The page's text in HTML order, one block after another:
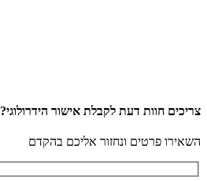
צריכים חוות דעת לקבלת אישור הידרולוגי?
השאירו פרטים ונחזור אליכם בהקדם